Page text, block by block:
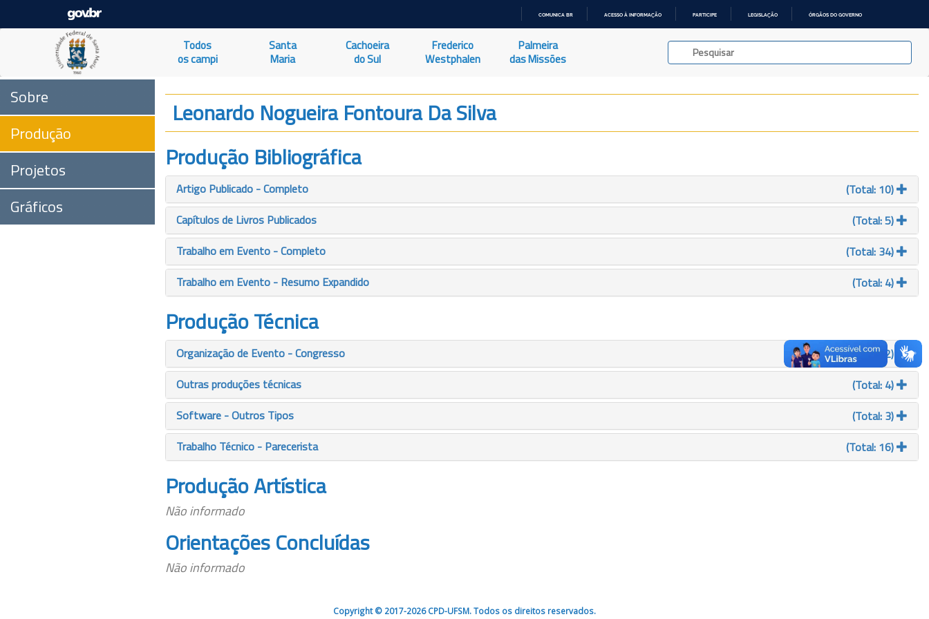
O
COMUNICA BR ACESSO À INFORMAÇÃO PARTICIPE LEGISLAÇÃO ÓRGÃOS DO GOVERNO
Todos
os campi
Santa
Maria
Cachoeira
do Sul
Frederico
Westphalen
Palmeira
das Missões
Sobre
Produção
Projetos
Gráficos
Leonardo Nogueira Fontoura Da Silva
Produção Bibliográfica
Artigo Publicado - Completo
(Total: 10)
Capítulos de Livros Publicados
(Total: 5)
Trabalho em Evento - Completo
(Total: 34)
Trabalho em Evento - Resumo Expandido
(Total: 4)
Produção Técnica
Organização de Evento - Congresso
(Total: 2)
Outras produções técnicas
(Total: 4)
Software - Outros Tipos
(Total: 3)
Trabalho Técnico - Parecerista
(Total: 16)
Produção Artística
Não informado
Orientações Concluídas
Não informado
Copyright © 2017-2026 CPD-UFSM. Todos os direitos reservados.